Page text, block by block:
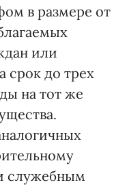
в размере от
или
срок до трех
на тот же
служебным